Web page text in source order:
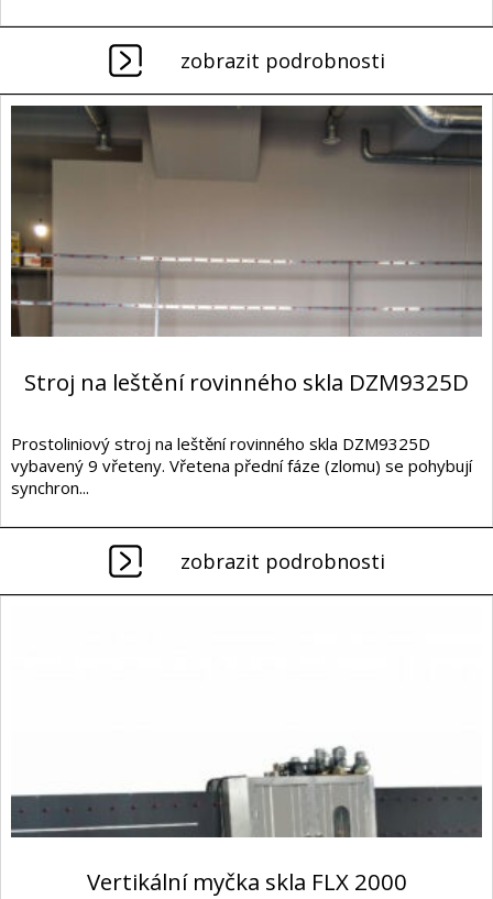
zobrazit podrobnosti
Stroj na leštění rovinného skla DZM9325D
Prostoliniový stroj na leštění rovinného skla DZM9325D
vybavený 9 vřeteny. Vřetena přední fáze (zlomu) se pohybují
synchron...
zobrazit podrobnosti
Vertikální myčka skla FLX 2000